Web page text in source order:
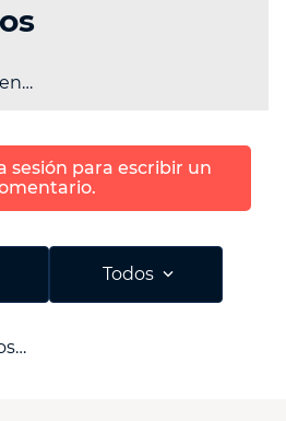
sesión para escribir un
Todos